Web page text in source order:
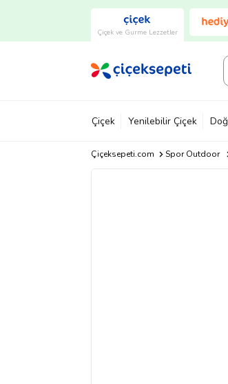
Çiçek ve Gurme Lezzetler
Çiçek Yenilebilir Çiçek
Çiçeksepeti.com Spor Outdoor